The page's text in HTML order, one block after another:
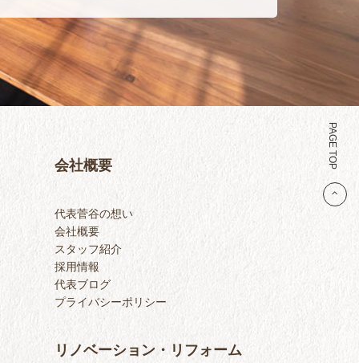
PAGE TOP
会社概要
代表菅谷の想い
会社概要
スタッフ紹介
採用情報
代表ブログ
プライバシーポリシー
リノベーション・リフォーム